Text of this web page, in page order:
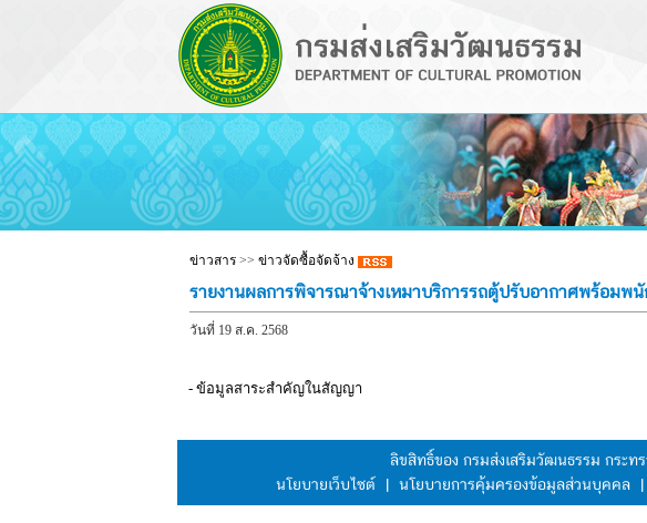
ข่าวสาร >> ข่าวจัดซื้อจัดจ้าง
รายงานผลการพิจารณาจ้างเหมาบริการรถตู้ปรับอากาศพร้อมพ
วันที่ 19 ส.ค. 2568
- ข้อมูลสาระสำคัญในสัญญา
ลิขสิทธิ์ของ กรมส่งเสริมวัฒนธรรม กระ
นโยบายเว็บไซต์
| นโยบายการคุ้มครองข้อมูลส่วนบุคคล |